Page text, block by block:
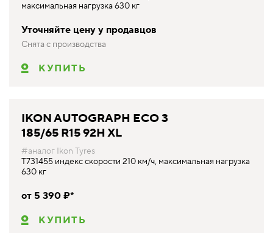
максимальная нагрузка 630 кг
Уточняйте цену у продавцов
Снята с производства
КУПИТЬ
IKON AUTOGRAPH ECO 3
185/65 R15 92H XL
#аналог Ikon Tyres
T731455 индекс скорости 210 км/ч, максимальная нагрузка
630 кг
от 5 390 ₽*
КУПИТЬ